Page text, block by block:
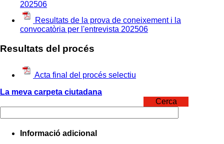
202506
Resultats de la prova de coneixement i la
convocatòria per l'entrevista 202506
Resultats del procés
Acta final del procés selectiu
La meva carpeta ciutadana
Cerca
Informació adicional